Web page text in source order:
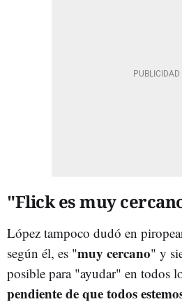
"Flick es muy
López tampoco dudó en
según él, es "muy cercano" y
posible para "ayudar" en todos
pendiente de que todos